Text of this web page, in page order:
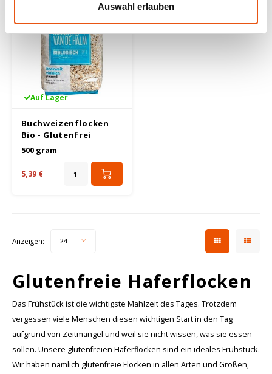
Auswahl erlauben
Auf Lager
Buchweizenflocken
Bio - Glutenfrei
500 gram
5,39 €
Anzeigen: 24
Glutenfreie Haferflocken
Das Frühstück ist die wichtigste Mahlzeit des Tages. Trotzdem
vergessen viele Menschen diesen wichtigen Start in den Tag
aufgrund von Zeitmangel und weil sie nicht wissen, was sie essen
sollen. Unsere glutenfreien Haferflocken sind ein ideales Frühstück.
Wir haben nämlich glutenfreie Flocken in allen Arten und Größen,